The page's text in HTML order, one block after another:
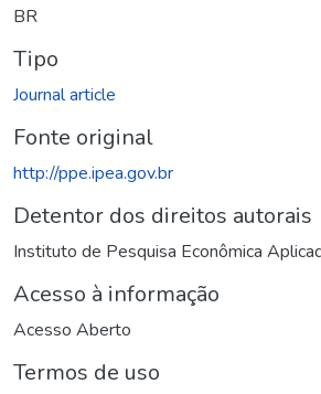
BR
Tipo
Journal article
Fonte original
http://ppe.ipea.gov.br
Detentor dos direitos autorais
Instituto de Pesquisa Econômica
Acesso à informação
Acesso Aberto
Termos de uso